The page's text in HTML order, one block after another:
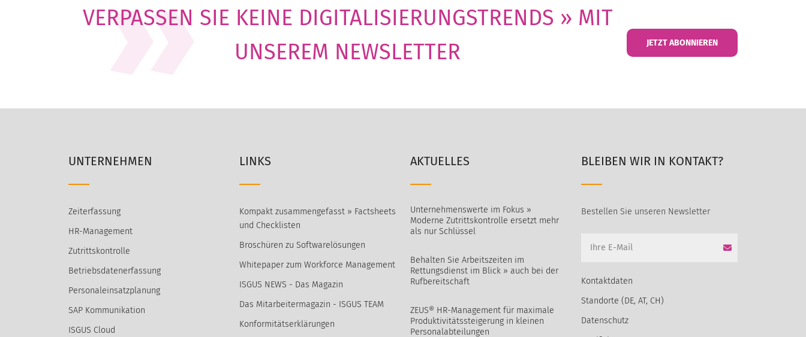
VERPASSEN SIE KEINE DIGITALISIERUNGSTRENDS » MIT
UNSEREM NEWSLETTER
JETZT ABONNIEREN
UNTERNEHMEN
Zeiterfassung
HR-Management
Zutrittskontrolle
Betriebsdatenerfassung
Personaleinsatzplanung
SAP Kommunikation
ISGUS Cloud
LINKS
Kompakt zusammengefasst » Factsheets
und Checklisten
Broschüren zu Softwarelösungen
Whitepaper zum Workforce Management
ISGUS NEWS - Das Magazin
Das Mitarbeitermagazin - ISGUS TEAM
Konformitätserklärungen
AKTUELLES
Unternehmenswerte im Fokus »
Moderne Zutrittskontrolle ersetzt mehr
als nur Schlüssel
Behalten Sie Arbeitszeiten im
Rettungsdienst im Blick » auch bei der
Rufbereitschaft
ZEUS® HR-Management für maximale
Produktivitätssteigerung in kleinen
Personalabteilungen
BLEIBEN WIR IN KONTAKT?
Bestellen Sie unseren Newsletter
Kontaktdaten
Standorte (DE, AT, CH)
Datenschutz